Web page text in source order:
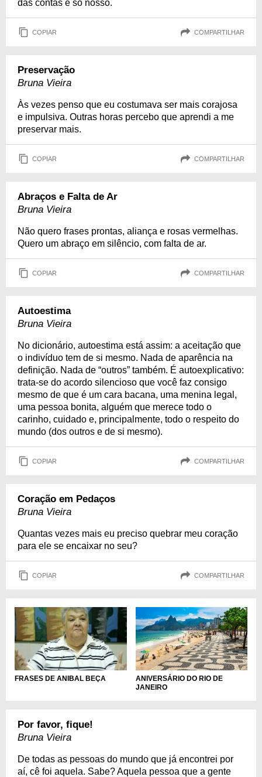
das contas é só nosso.
COPIAR COMPARTILHAR
Preservação
Bruna Vieira
Às vezes penso que eu costumava ser mais corajosa
e impulsiva. Outras horas percebo que aprendi a me
preservar mais.
COPIAR COMPARTILHAR
Abraços e Falta de Ar
Bruna Vieira
Não quero frases prontas, aliança e rosas vermelhas.
Quero um abraço em silêncio, com falta de ar.
COPIAR COMPARTILHAR
Autoestima
Bruna Vieira
No dicionário, autoestima está assim: a aceitação que
o indivíduo tem de si mesmo. Nada de aparência na
definição. Nada de “outros” também. É autoexplicativo:
trata-se do acordo silencioso que você faz consigo
mesmo de que é um cara bacana, uma menina legal,
uma pessoa bonita, alguém que merece todo o
carinho, cuidado e, principalmente, todo o respeito do
mundo (dos outros e de si mesmo).
COPIAR COMPARTILHAR
Coração em Pedaços
Bruna Vieira
Quantas vezes mais eu preciso quebrar meu coração
para ele se encaixar no seu?
COPIAR COMPARTILHAR
FRASES DE ANIBAL BEÇA
ANIVERSÁRIO DO RIO DE
JANEIRO
Por favor, fique!
Bruna Vieira
De todas as pessoas do mundo que já encontrei por
aí, cê foi aquela. Sabe? Aquela pessoa que a gente